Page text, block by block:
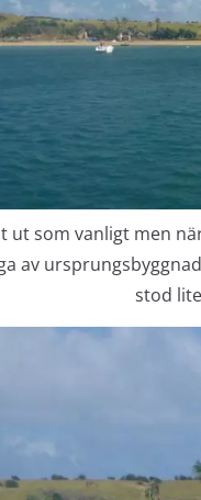
ut som vanligt men
av
stod